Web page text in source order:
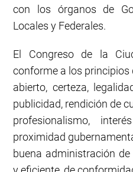
con los órganos de
Locales y Federales.
El Congreso de la
conforme a los principios
abierto, certeza,
publicidad, rendición de
profesionalismo,
proximidad
buena administración